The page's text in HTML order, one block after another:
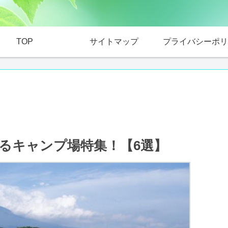
TOP サイトマップ プライバシーポ
キャンプ場特集！【6選】